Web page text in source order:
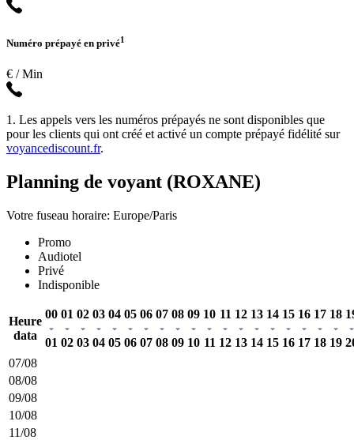
Numéro prépayé en privé1
€ / Min
1. Les appels vers les numéros prépayés ne sont disponibles que
pour les clients qui ont créé et activé un compte prépayé fidélité sur
voyancediscount.fr.
Planning de voyant (ROXANE)
Votre fuseau horaire: Europe/Paris
Promo
Audiotel
Privé
Indisponible
Heure
data
00
01
01
02
02
03
03
04
04
05
05
06
06
07
07
08
08
09
09
10
10
11
11
12
12
13
13
14
14
15
15
16
16
17
17
18
18
19
07/08
08/08
09/08
10/08
11/08